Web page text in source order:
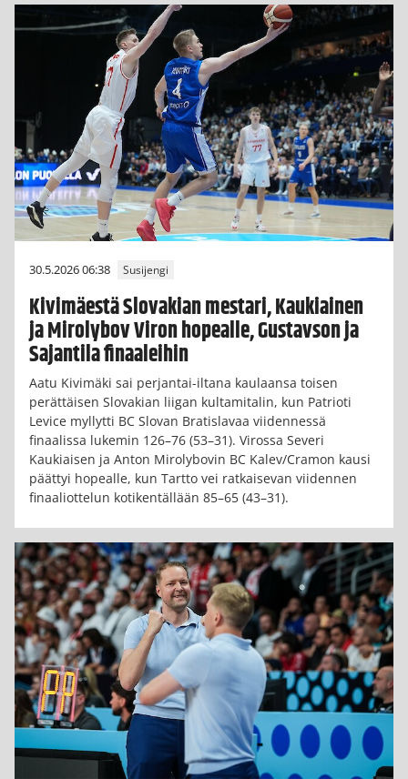
30.5.2026 06:38 Susijengi
Kivimäestä Slovakian mestari, Kaukiainen
ja Mirolybov Viron hopealle, Gustavson ja
Sajantila finaaleihin
Aatu Kivimäki sai perjantai-iltana kaulaansa toisen
perättäisen Slovakian liigan kultamitalin, kun Patrioti
Levice myllytti BC Slovan Bratislavaa viidennessä
finaalissa lukemin 126–76 (53–31). Virossa Severi
Kaukiaisen ja Anton Mirolybovin BC Kalev/Cramon kausi
päättyi hopealle, kun Tartto vei ratkaisevan viidennen
finaaliottelun kotikentällään 85–65 (43–31).